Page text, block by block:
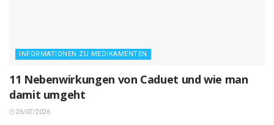
INFORMATIONEN ZU MEDIKAMENTEN
11 Nebenwirkungen von Caduet und wie man
damit umgeht
26/07/2026